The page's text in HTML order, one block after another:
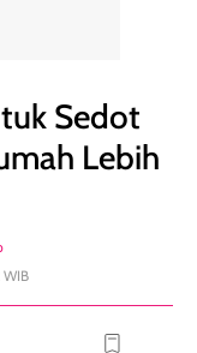
Sedot
Lebih